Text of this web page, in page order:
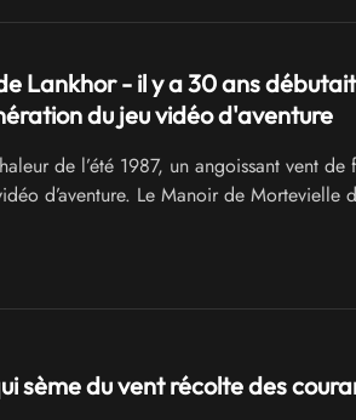
Lankhor - il y a 30 ans
du jeu vidéo d'aventure
de l’été 1987, un angoissant vent de
d’aventure. Le Manoir de Mortevielle
sème du vent récolte des